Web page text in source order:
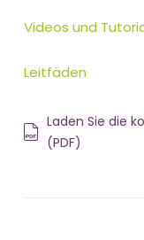
Videos und
Leitfäden
Laden Sie die
(PDF)